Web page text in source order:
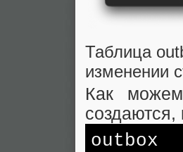
Таблица
изменении
Как
создаются,
outbox